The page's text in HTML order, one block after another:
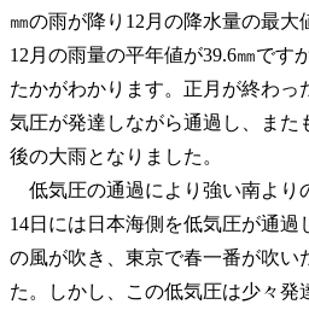
㎜の雨が降り12月の降水量の最
12月の雨量の平年値が39.6㎜です
たかがわかります。正月が終わっ
気圧が発達しながら通過し、また
後の大雨となりました。
低気圧の通過により強い南より
14日には日本海側を低気圧が通過
の風が吹き、東京で春一番が吹い
た。しかし、この低気圧は少々発